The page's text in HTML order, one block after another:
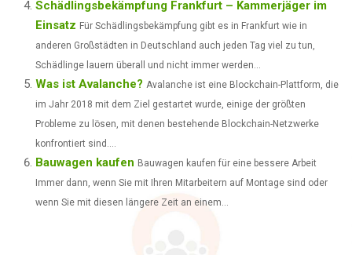
Schädlingsbekämpfung Frankfurt – Kammerjäger im
Einsatz Für Schädlingsbekämpfung gibt es in Frankfurt wie in
anderen Großstädten in Deutschland auch jeden Tag viel zu tun,
Schädlinge lauern überall und nicht immer werden...
Was ist Avalanche? Avalanche ist eine Blockchain-Plattform, die
im Jahr 2018 mit dem Ziel gestartet wurde, einige der größten
Probleme zu lösen, mit denen bestehende Blockchain-Netzwerke
konfrontiert sind....
Bauwagen kaufen Bauwagen kaufen für eine bessere Arbeit
Immer dann, wenn Sie mit Ihren Mitarbeitern auf Montage sind oder
wenn Sie mit diesen längere Zeit an einem...